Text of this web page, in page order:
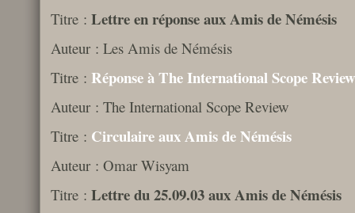
Titre : Lettre en réponse aux Amis de Némésis
Auteur : Les Amis de Némésis
Titre : Réponse à The International Scope Review
Auteur : The International Scope Review
Titre : Circulaire aux Amis de Némésis
Auteur : Omar Wisyam
Titre : Lettre du 25.09.03 aux Amis de Némésis